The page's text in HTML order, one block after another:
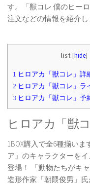
す。「獣コレ 僕のヒー
注文などの情報を紹介し
list [hide]
1 ヒロアカ「獣コレ」詳
2 ヒロアカ「獣コレ」ラ
3 ヒロアカ「獣コレ」予
ヒロアカ「獣
1BOX購入で全6種揃い
ア』のキャラクターを
登場！ 「動物たちがキ
造形作家「朝隈俊男」